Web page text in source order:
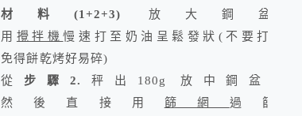
材料(1+2+3)
放大鋼盆，
用 攪拌機慢速打 至奶油呈鬆發狀 ( 不要打太發
免得餅乾烤好易碎)
從 步驟 2. 秤出 180g
放中鋼盆內，
然後直接用 篩網 過篩入